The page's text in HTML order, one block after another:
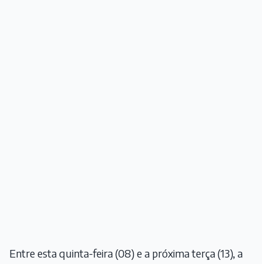
Entre esta quinta-feira (08) e a próxima terça (13), a